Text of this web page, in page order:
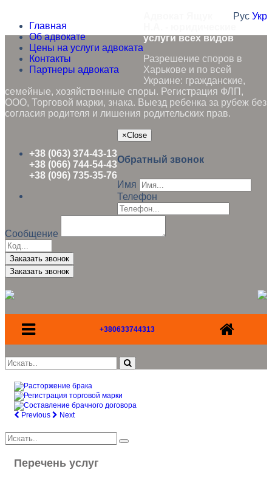
Главная
Об адвокате
Цены на услуги адвоката
Контакты
Партнеры адвоката
Рус Укр
услуги всех видов
Разрешение споров в
Харькове и по всей
Украине: гражданские,
семейные, хозяйственные споры. Регистрация ФЛП,
ООО, Торговой марки, знака. Выезд ребенка за рубеж без
согласия родителя и лишения родительских прав.
+38 (063) 374-43-13
+38 (066) 744-54-43
+38 (096) 735-35-76
×Close
Обратный звонок
Имя
Телефон
Сообщение
Заказать звонок
+380633744313
Previous Next
Перечень услуг